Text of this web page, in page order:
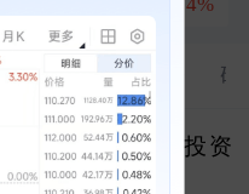
料 资金 公告 研
目通过备案 总投资